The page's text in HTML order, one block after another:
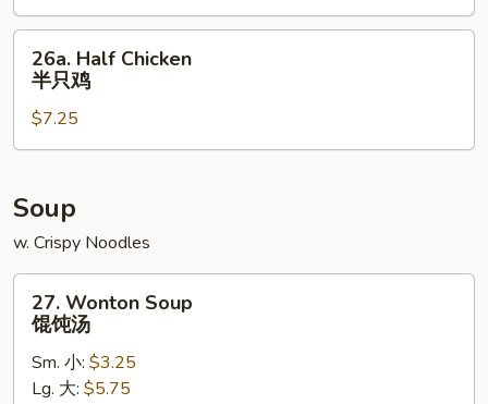
(21)
炸
Half
Chicken
只
26a. Half Chicken
半只鸡
$7.25
Soup
w. Crispy Noodles
Wonton
Soup
27. Wonton Soup
馄饨汤
Sm. 小: $3.25
Lg. 大: $5.75